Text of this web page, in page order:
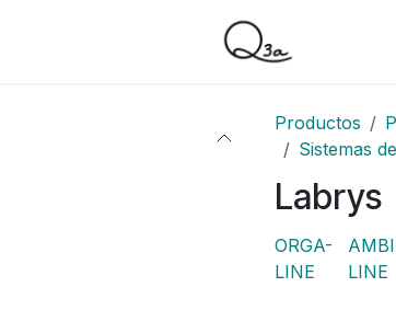
Productos
Sistemas
Labrys
ORGA-
LINE
LINE